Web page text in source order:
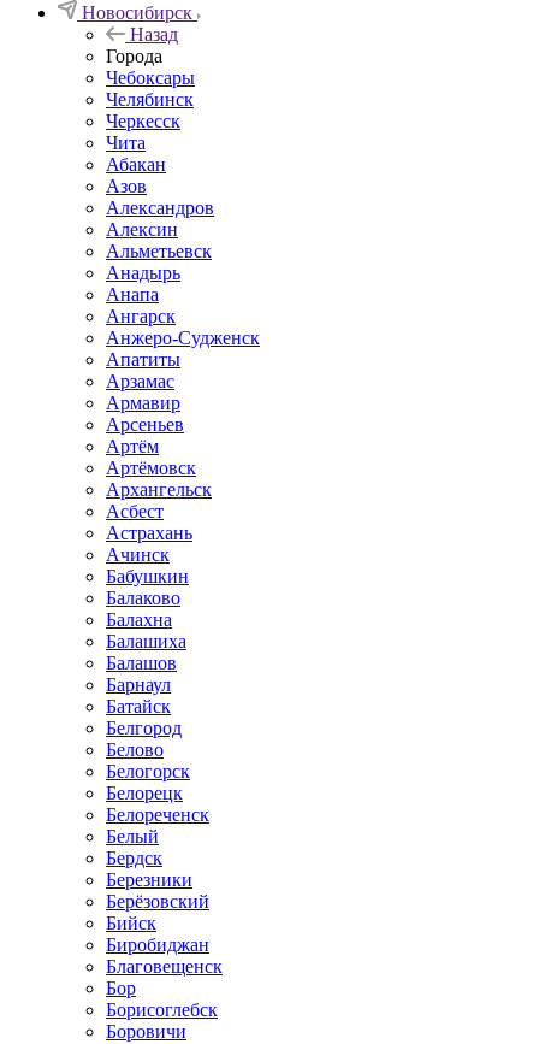
Новосибирск
Назад
Города
Чебоксары
Челябинск
Черкесск
Чита
Абакан
Азов
Александров
Алексин
Альметьевск
Анадырь
Анапа
Ангарск
Анжеро-Судженск
Апатиты
Арзамас
Армавир
Арсеньев
Артём
Артёмовск
Архангельск
Асбест
Астрахань
Ачинск
Бабушкин
Балаково
Балахна
Балашиха
Балашов
Барнаул
Батайск
Белгород
Белово
Белогорск
Белорецк
Белореченск
Белый
Бердск
Березники
Берёзовский
Бийск
Биробиджан
Благовещенск
Бор
Борисоглебск
Боровичи